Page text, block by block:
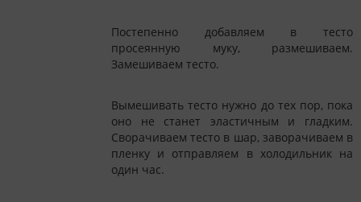
Постепенно добавляем в тесто
просеянную муку, размешиваем.
Замешиваем тесто.
Вымешивать тесто нужно до тех пор, пока
оно не станет эластичным и гладким.
Сворачиваем тесто в шар, заворачиваем в
пленку и отправляем в холодильник на
один час.